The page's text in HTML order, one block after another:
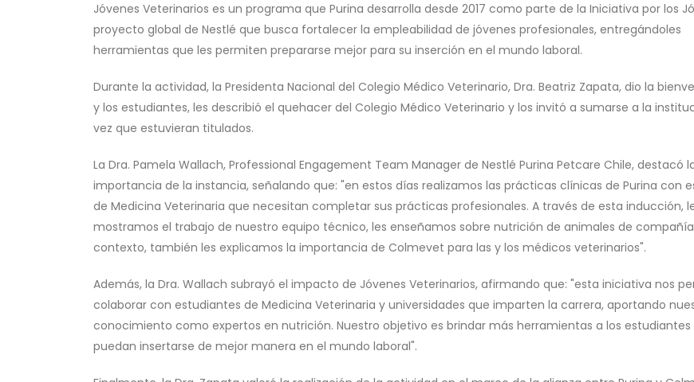
Jóvenes Veterinarios es un programa que Purina desarrolla desde 2017 como parte de la Iniciativa por los
proyecto global de Nestlé que busca fortalecer la empleabilidad de jóvenes profesionales, entregándoles
herramientas que les permiten prepararse mejor para su inserción en el mundo laboral.
Durante la actividad, la Presidenta Nacional del Colegio Médico Veterinario, Dra. Beatriz Zapata, dio la
y los estudiantes, les describió el quehacer del Colegio Médico Veterinario y los invitó a sumarse a la
vez que estuvieran titulados.
La Dra. Pamela Wallach, Professional Engagement Team Manager de Nestlé Purina Petcare Chile, destacó
importancia de la instancia, señalando que: "en estos días realizamos las prácticas clínicas de Purina con
de Medicina Veterinaria que necesitan completar sus prácticas profesionales. A través de esta inducción,
mostramos el trabajo de nuestro equipo técnico, les enseñamos sobre nutrición de animales de
contexto, también les explicamos la importancia de Colmevet para las y los médicos veterinarios".
Además, la Dra. Wallach subrayó el impacto de Jóvenes Veterinarios, afirmando que: "esta iniciativa nos
colaborar con estudiantes de Medicina Veterinaria y universidades que imparten la carrera, aportando
conocimiento como expertos en nutrición. Nuestro objetivo es brindar más herramientas a los estudiantes
puedan insertarse de mejor manera en el mundo laboral".